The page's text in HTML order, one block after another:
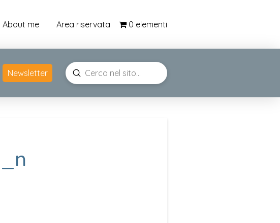
About me Area riservata 0 elementi
Newsletter
Search
Submit